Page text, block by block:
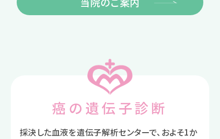
癌の遺伝子診断
採決した血液を遺伝子解析センターで、およそ1か